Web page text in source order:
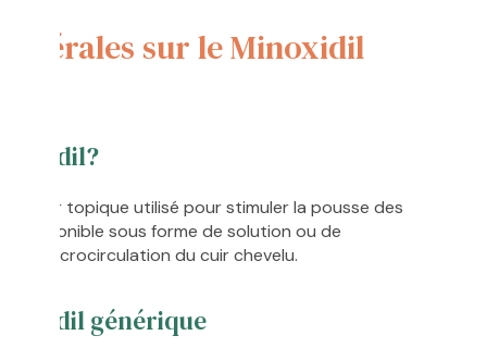
sur le Minoxidil
topique utilisé pour stimuler la pousse des
Disponible sous forme de solution ou de
la microcirculation du cuir chevelu.
générique